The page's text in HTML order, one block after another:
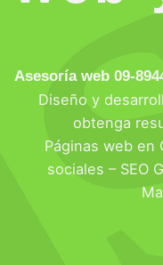
Asesoría web 09-
Diseño y
obtenga
Páginas web en
sociales – SEO